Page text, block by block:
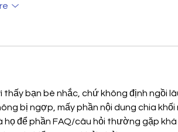
bạn bè nhắc, chứ không định ngồi
bị ngợp, mấy phần nội dung chia khối
để phần FAQ/câu hỏi thường gặp khá